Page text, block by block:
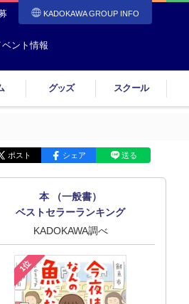
KADOKAWA GROUP INFO
ベント情報
グッズ スクール
ポスト シェア 送る
本 （一般書）
ベストセラーランキング
KADOKAWA調べ
1位